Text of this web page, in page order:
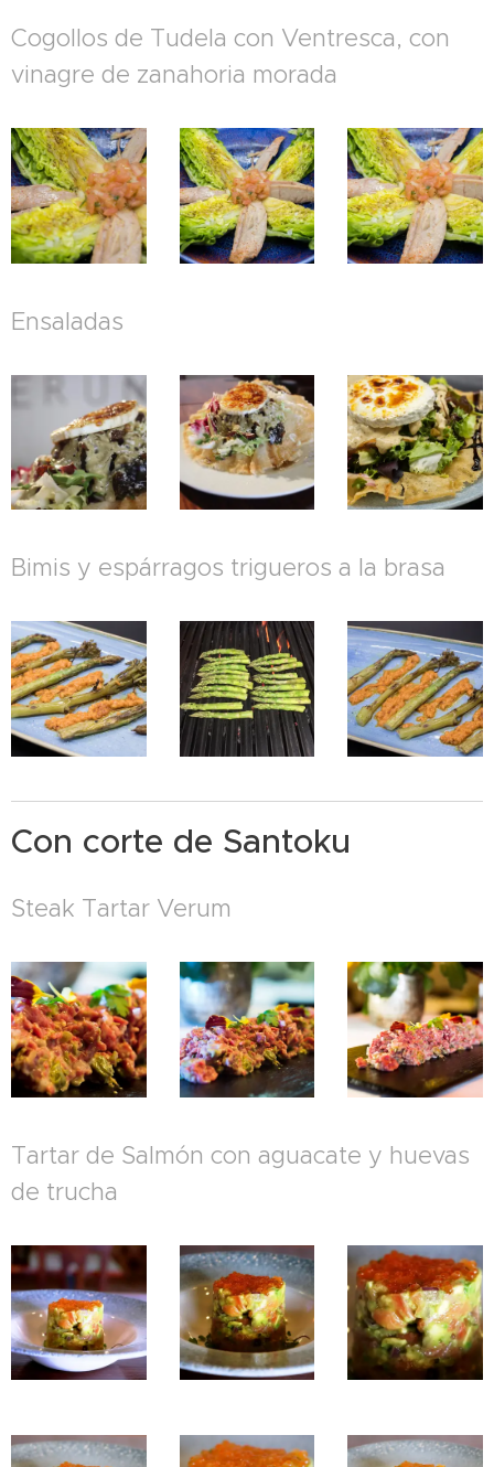
Cogollos de Tudela con Ventresca, con
vinagre de zanahoria morada
Ensaladas
Bimis y espárragos trigueros a la brasa
Con corte de Santoku
Steak Tartar Verum
Tartar de Salmón con aguacate y huevas
de trucha